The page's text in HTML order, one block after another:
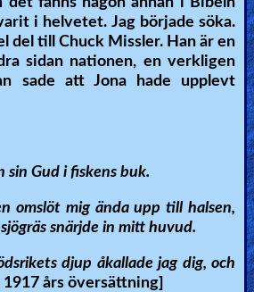
i helvetet. Jag började söka.
del till Chuck Missler. Han är en
sidan nationen, en verkligen
sade att Jona hade upplevt
sin Gud i fiskens buk.
omslöt mig ända upp till halsen,
snärjde in mitt huvud.
djup åkallade jag dig, och
1917 års översättning]